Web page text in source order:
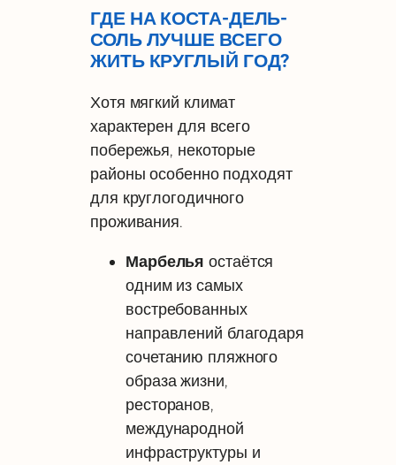
ГДЕ НА КОСТА-ДЕЛЬ-
СОЛЬ ЛУЧШЕ ВСЕГО
ЖИТЬ КРУГЛЫЙ ГОД?
Хотя мягкий климат
характерен для всего
побережья, некоторые
районы особенно подходят
для круглогодичного
проживания.
Марбелья остаётся
одним из самых
востребованных
направлений благодаря
сочетанию пляжного
образа жизни,
ресторанов,
международной
инфраструктуры и